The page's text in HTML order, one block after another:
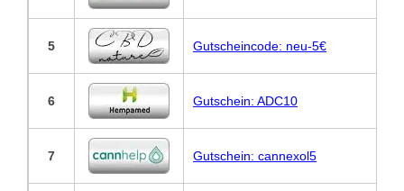
5 Gutscheincode: neu-5€
6 Gutschein: ADC10
7 Gutschein: cannexol5